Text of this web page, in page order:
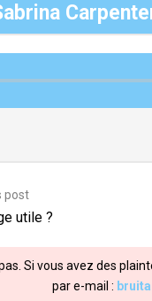
post
utile ?
Si vous avez des
par e-mail :